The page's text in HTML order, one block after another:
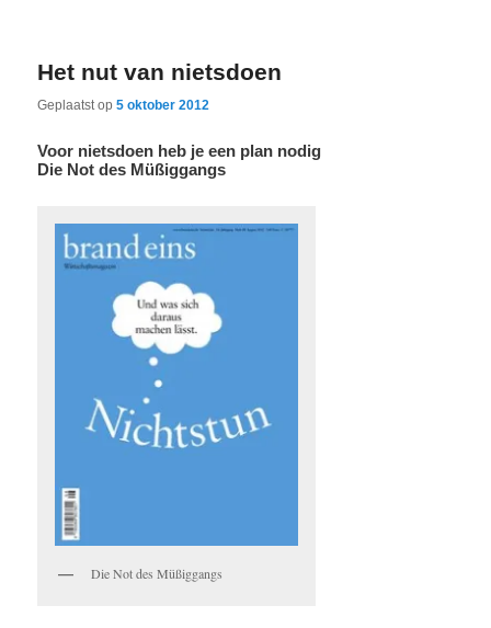
Het nut van nietsdoen
Geplaatst op5 oktober 2012
Voor nietsdoen heb je een plan nodig
Die Not des Müßiggangs
Die Not des Müßiggangs